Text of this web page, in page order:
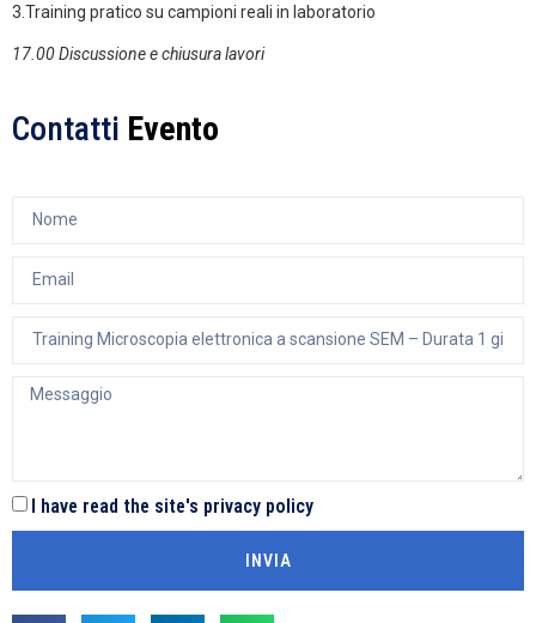
3.Training pratico su campioni reali in laboratorio
17.00 Discussione e chiusura lavori
Contatti Evento
I have read the site's privacy policy
INVIA